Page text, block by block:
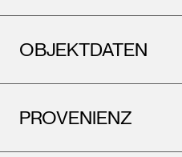
OBJEKTDATEN
PROVENIENZ